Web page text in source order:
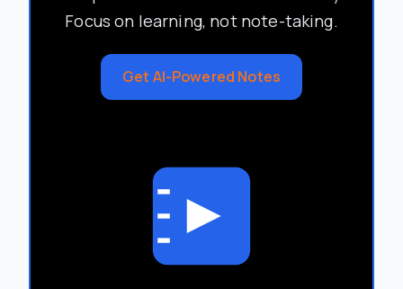
Focus on learning, not note-taking.
Get AI-Powered Notes